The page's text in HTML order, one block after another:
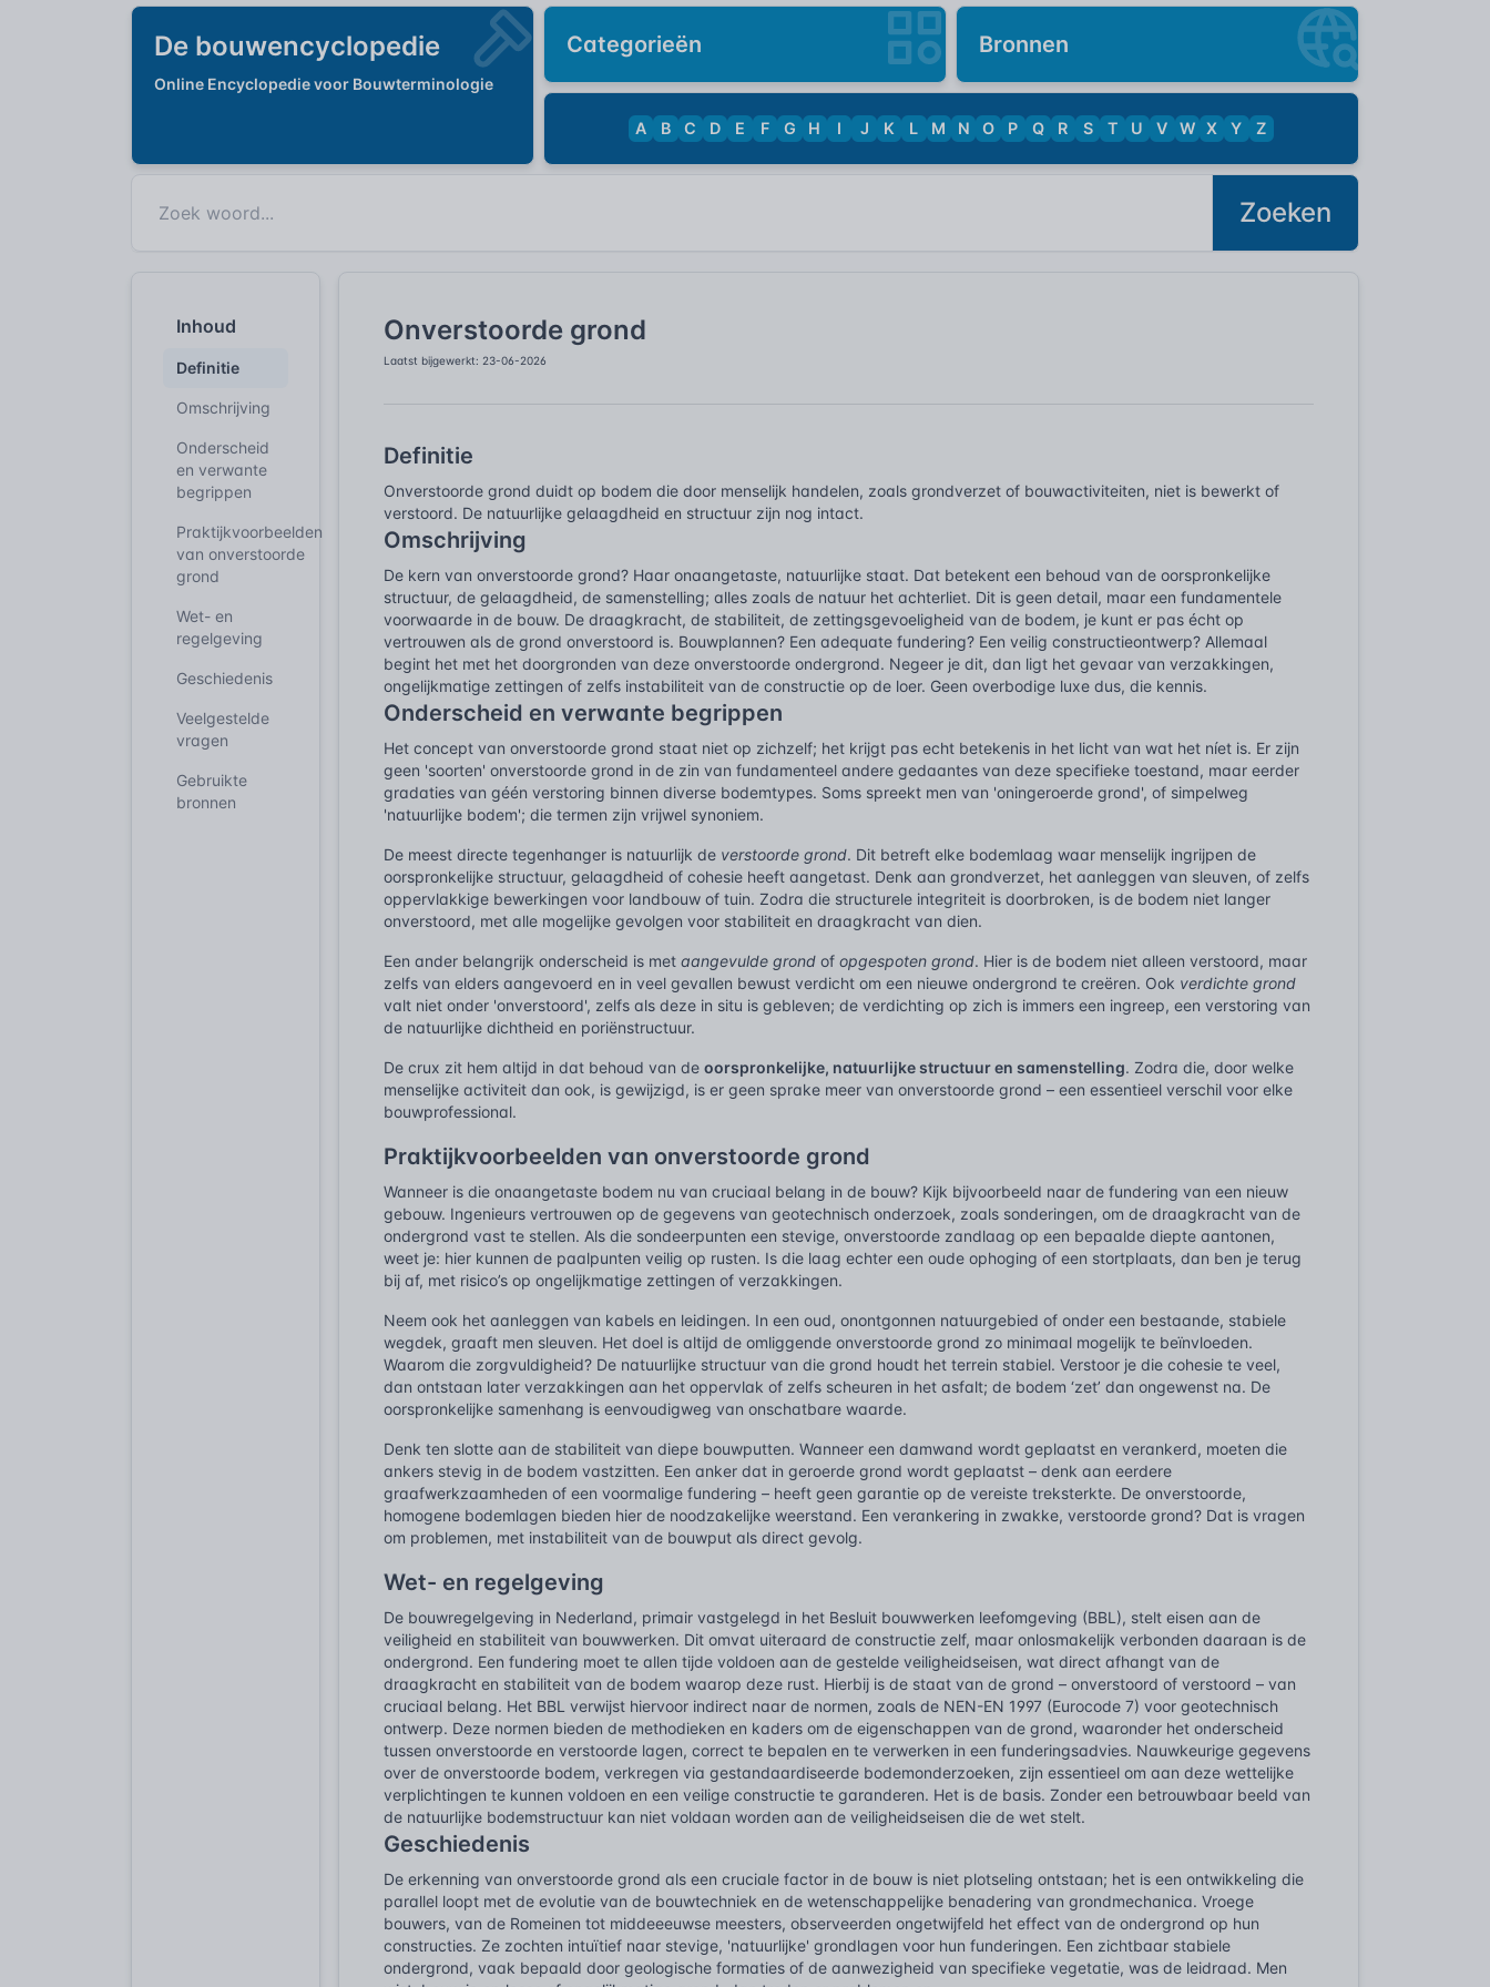
De bouwencyclopedie
Online Encyclopedie voor Bouwterminologie
Categorieën Bronnen
A B C D E F G H I J K L M N O P Q R S T U V W X Y Z
Zoeken
Inhoud
Definitie
Omschrijving
Onderscheid
en verwante
begrippen
Praktijkvoorbeelden
van onverstoorde
grond
Wet- en
regelgeving
Geschiedenis
Veelgestelde
vragen
Gebruikte
bronnen
Onverstoorde grond
Laatst bijgewerkt: 23-06-2026
Definitie
Onverstoorde grond duidt op bodem die door menselijk handelen, zoals grondverzet of bouwactiviteiten, niet is bewerkt of
verstoord. De natuurlijke gelaagdheid en structuur zijn nog intact.
Omschrijving
De kern van onverstoorde grond? Haar onaangetaste, natuurlijke staat. Dat betekent een behoud van de oorspronkelijke
structuur, de gelaagdheid, de samenstelling; alles zoals de natuur het achterliet. Dit is geen detail, maar een fundamentele
voorwaarde in de bouw. De draagkracht, de stabiliteit, de zettingsgevoeligheid van de bodem, je kunt er pas écht op
vertrouwen als de grond onverstoord is. Bouwplannen? Een adequate fundering? Een veilig constructieontwerp? Allemaal
begint het met het doorgronden van deze onverstoorde ondergrond. Negeer je dit, dan ligt het gevaar van verzakkingen,
ongelijkmatige zettingen of zelfs instabiliteit van de constructie op de loer. Geen overbodige luxe dus, die kennis.
Onderscheid en verwante begrippen
Het concept van onverstoorde grond staat niet op zichzelf; het krijgt pas echt betekenis in het licht van wat het níet is. Er zijn
geen 'soorten' onverstoorde grond in de zin van fundamenteel andere gedaantes van deze specifieke toestand, maar eerder
gradaties van géén verstoring binnen diverse bodemtypes. Soms spreekt men van 'oningeroerde grond', of simpelweg
'natuurlijke bodem'; die termen zijn vrijwel synoniem.
De meest directe tegenhanger is natuurlijk de verstoorde grond. Dit betreft elke bodemlaag waar menselijk ingrijpen de
oorspronkelijke structuur, gelaagdheid of cohesie heeft aangetast. Denk aan grondverzet, het aanleggen van sleuven, of zelfs
oppervlakkige bewerkingen voor landbouw of tuin. Zodra die structurele integriteit is doorbroken, is de bodem niet langer
onverstoord, met alle mogelijke gevolgen voor stabiliteit en draagkracht van dien.
Een ander belangrijk onderscheid is metaangevulde grond ofopgespoten grond. Hier is de bodem niet alleen verstoord, maar
zelfs van elders aangevoerd en in veel gevallen bewust verdicht om een nieuwe ondergrond te creëren. Ook verdichte grond
valt niet onder 'onverstoord', zelfs als deze in situ is gebleven; de verdichting op zich is immers een ingreep, een verstoring van
de natuurlijke dichtheid en poriënstructuur.
De crux zit hem altijd in dat behoud van deoorspronkelijke, natuurlijke structuur en samenstelling. Zodra die, door welke
menselijke activiteit dan ook, is gewijzigd, is er geen sprake meer van onverstoorde grond – een essentieel verschil voor elke
bouwprofessional.
Praktijkvoorbeelden van onverstoorde grond
Wanneer is die onaangetaste bodem nu van cruciaal belang in de bouw? Kijk bijvoorbeeld naar de fundering van een nieuw
gebouw. Ingenieurs vertrouwen op de gegevens van geotechnisch onderzoek, zoals sonderingen, om de draagkracht van de
ondergrond vast te stellen. Als die sondeerpunten een stevige, onverstoorde zandlaag op een bepaalde diepte aantonen,
weet je: hier kunnen de paalpunten veilig op rusten. Is die laag echter een oude ophoging of een stortplaats, dan ben je terug
bij af, met risico’s op ongelijkmatige zettingen of verzakkingen.
Neem ook het aanleggen van kabels en leidingen. In een oud, onontgonnen natuurgebied of onder een bestaande, stabiele
wegdek, graaft men sleuven. Het doel is altijd de omliggende onverstoorde grond zo minimaal mogelijk te beïnvloeden.
Waarom die zorgvuldigheid? De natuurlijke structuur van die grond houdt het terrein stabiel. Verstoor je die cohesie te veel,
dan ontstaan later verzakkingen aan het oppervlak of zelfs scheuren in het asfalt; de bodem ‘zet’ dan ongewenst na. De
oorspronkelijke samenhang is eenvoudigweg van onschatbare waarde.
Denk ten slotte aan de stabiliteit van diepe bouwputten. Wanneer een damwand wordt geplaatst en verankerd, moeten die
ankers stevig in de bodem vastzitten. Een anker dat in geroerde grond wordt geplaatst – denk aan eerdere
graafwerkzaamheden of een voormalige fundering – heeft geen garantie op de vereiste treksterkte. De onverstoorde,
homogene bodemlagen bieden hier de noodzakelijke weerstand. Een verankering in zwakke, verstoorde grond? Dat is vragen
om problemen, met instabiliteit van de bouwput als direct gevolg.
Wet- en regelgeving
De bouwregelgeving in Nederland, primair vastgelegd in het Besluit bouwwerken leefomgeving (BBL), stelt eisen aan de
veiligheid en stabiliteit van bouwwerken. Dit omvat uiteraard de constructie zelf, maar onlosmakelijk verbonden daaraan is de
ondergrond. Een fundering moet te allen tijde voldoen aan de gestelde veiligheidseisen, wat direct afhangt van de
draagkracht en stabiliteit van de bodem waarop deze rust. Hierbij is de staat van de grond – onverstoord of verstoord – van
cruciaal belang. Het BBL verwijst hiervoor indirect naar de normen, zoals de NEN-EN 1997 (Eurocode 7) voor geotechnisch
ontwerp. Deze normen bieden de methodieken en kaders om de eigenschappen van de grond, waaronder het onderscheid
tussen onverstoorde en verstoorde lagen, correct te bepalen en te verwerken in een funderingsadvies. Nauwkeurige gegevens
over de onverstoorde bodem, verkregen via gestandaardiseerde bodemonderzoeken, zijn essentieel om aan deze wettelijke
verplichtingen te kunnen voldoen en een veilige constructie te garanderen. Het is de basis. Zonder een betrouwbaar beeld van
de natuurlijke bodemstructuur kan niet voldaan worden aan de veiligheidseisen die de wet stelt.
Geschiedenis
De erkenning van onverstoorde grond als een cruciale factor in de bouw is niet plotseling ontstaan; het is een ontwikkeling die
parallel loopt met de evolutie van de bouwtechniek en de wetenschappelijke benadering van grondmechanica. Vroege
bouwers, van de Romeinen tot middeeeuwse meesters, observeerden ongetwijfeld het effect van de ondergrond op hun
constructies. Ze zochten intuïtief naar stevige, 'natuurlijke' grondlagen voor hun funderingen. Een zichtbaar stabiele
ondergrond, vaak bepaald door geologische formaties of de aanwezigheid van specifieke vegetatie, was de leidraad. Men